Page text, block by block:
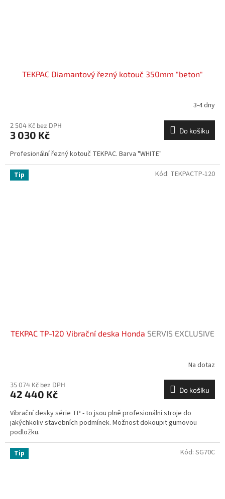
TEKPAC Diamantový řezný kotouč 350mm "beton"
3-4 dny
2 504 Kč bez DPH
3 030 Kč Do košíku
Profesionální řezný kotouč TEKPAC. Barva "WHITE"
Tip
TEKPAC TP-120 Vibrační deska Honda SERVIS EXCLUSIVE
Na dotaz
35 074 Kč bez DPH
42 440 Kč Do košíku
Vibrační desky série TP - to jsou plně profesionální stroje do
jakýchkoliv stavebních podmínek. Možnost dokoupit gumovou
podložku.
Kód: TEKPACTP-120
Tip Kód: SG70C